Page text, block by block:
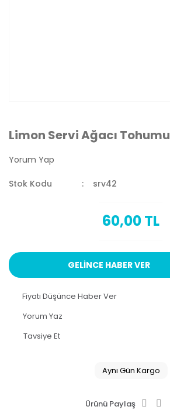
Limon Servi Ağacı Tohumu
Yorum Yap
Stok Kodu srv42
60,00 TL
GELİNCE HABER VER
Fiyatı Düşünce Haber Ver
Yorum Yaz
Tavsiye Et
Aynı Gün Kargo
Ürünü Paylaş